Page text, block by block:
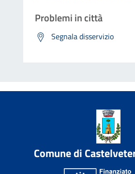
Problemi in città
Segnala disservizio
Comune di